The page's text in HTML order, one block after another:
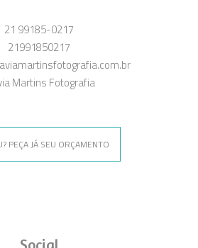
21 99185-0217
21991850217
Martins Fotografia
PEÇA JÁ SEU ORÇAMENTO